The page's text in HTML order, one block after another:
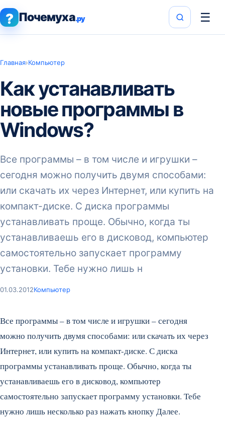
? Почемуха.ру ☰
Главная›Компьютер
Как устанавливать
новые программы в
Windows?
Все программы – в том числе и игрушки –
сегодня можно получить двумя способами:
или скачать их через Интернет, или купить на
компакт-диске. С диска программы
устанавливать проще. Обычно, когда ты
устанавливаешь его в дисковод, компьютер
самостоятельно запускает программу
установки. Тебе нужно лишь н
01.03.2012Компьютер
Все программы – в том числе и игрушки – сегодня
можно получить двумя способами: или скачать их через
Интернет, или купить на компакт-диске. С диска
программы устанавливать проще. Обычно, когда ты
устанавливаешь его в дисковод, компьютер
самостоятельно запускает программу установки. Тебе
нужно лишь несколько раз нажать кнопку Далее.